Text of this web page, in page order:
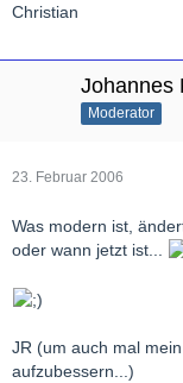
Christian
Johannes
Moderator
23. Februar 2006
Was modern ist,
oder wann jetzt ist...
JR (um auch mal
aufzubessern...)